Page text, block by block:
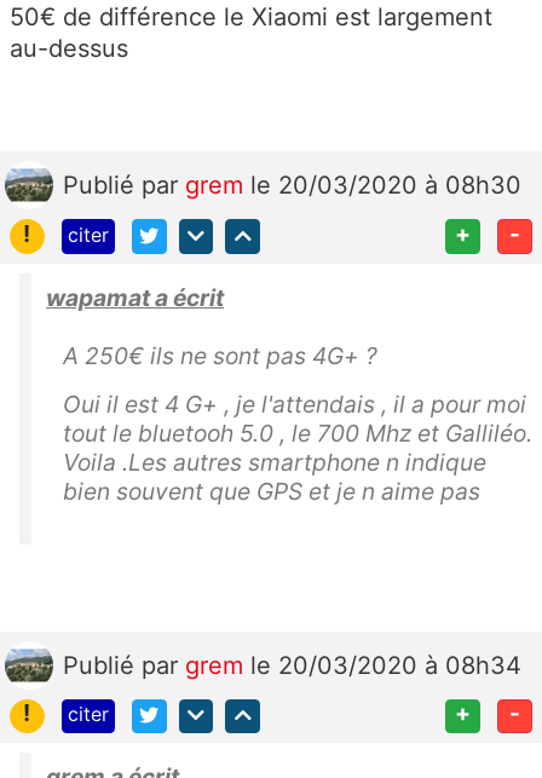
50€ de différence le Xiaomi est largement
au-dessus
Publié par grem le 20/03/2020 à 08h30
!
citer + -
wapamat a écrit
A 250€ ils ne sont pas 4G+ ?
Oui il est 4 G+ , je l'attendais , il a pour moi
tout le bluetooh 5.0 , le 700 Mhz et Galliléo.
Voila .Les autres smartphone n indique
bien souvent que GPS et je n aime pas
Publié par grem le 20/03/2020 à 08h34
!
citer + -